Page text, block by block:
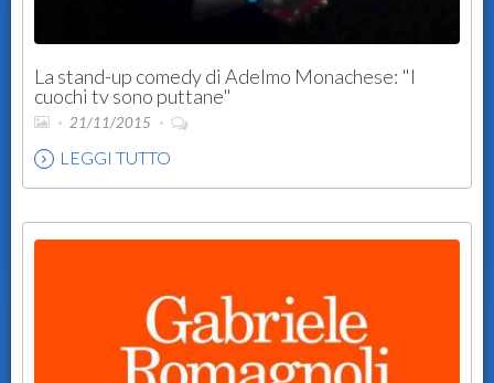
La stand-up comedy di Adelmo Monachese: "I
cuochi tv sono puttane"
21/11/2015
LEGGI TUTTO